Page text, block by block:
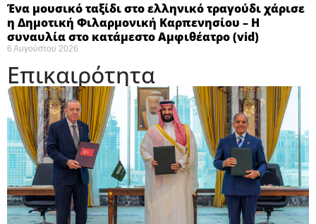
Ένα μουσικό ταξίδι στο ελληνικό τραγούδι χάρισε
η Δημοτική Φιλαρμονική Καρπενησίου – Η
συναυλία στο κατάμεστο Αμφιθέατρο (vid)
6 Αυγούστου 2026
Επικαιρότητα